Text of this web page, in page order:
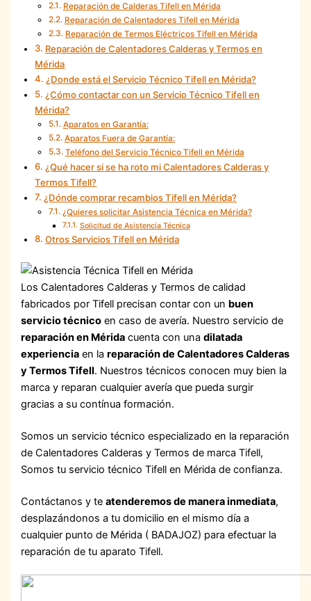
Reparación de Calderas Tifell en Mérida
Reparación de Calentadores Tifell en Mérida
Reparación de Termos Eléctricos Tifell en Mérida
Reparación de Calentadores Calderas y Termos en
Mérida
¿Donde está el Servicio Técnico Tifell en Mérida?
¿Cómo contactar con un Servicio Técnico Tifell en
Mérida?
Aparatos en Garantía:
Aparatos Fuera de Garantía:
Teléfono del Servicio Técnico Tifell en Mérida
¿Qué hacer si se ha roto mi Calentadores Calderas y
Termos Tifell?
¿Dónde comprar recambios Tifell en Mérida?
¿Quieres solicitar Asistencia Técnica en Mérida?
Solicitud de Asistencia Técnica
Otros Servicios Tifell en Mérida
Los Calentadores Calderas y Termos de calidad
fabricados por Tifell precisan contar con un buen
servicio técnico en caso de avería. Nuestro servicio de
reparación en Mérida cuenta con unadilatada
experiencia en lareparación de Calentadores Calderas
y Termos Tifell. Nuestros técnicos conocen muy bien la
marca y reparan cualquier avería que pueda surgir
gracias a su contínua formación.
Somos un servicio técnico especializado en la reparación
de Calentadores Calderas y Termos de marca Tifell,
Somos tu servicio técnico Tifell en Mérida de confianza.
Contáctanos y teatenderemos de manera inmediata,
desplazándonos a tu domicilio en el mismo día a
cualquier punto de Mérida ( BADAJOZ) para efectuar la
reparación de tu aparato Tifell.